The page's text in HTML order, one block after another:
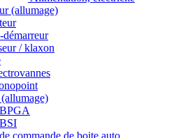
(allumage)
/ klaxon
commande de boite auto